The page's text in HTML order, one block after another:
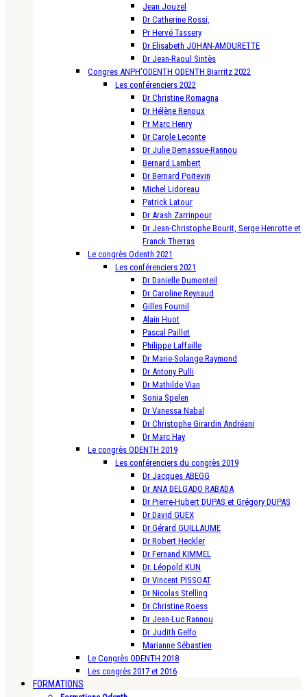
Jean Jouzel
Dr Catherine Rossi,
Pr Hervé Tassery
Dr Elisabeth JOHAN-AMOURETTE
Dr Jean-Raoul Sintès
Congres ANPH’ODENTH ODENTH Biarritz 2022
Les conférenciers 2022
Dr Christine Romagna
Dr Hélène Renoux
Pr Marc Henry
Dr Carole Leconte
Dr Julie Demassue-Rannou
Bernard Lambert
Dr Bernard Poitevin
Michel Lidoreau
Patrick Latour
Dr Arash Zarrinpour
Dr Jean-Christophe Bourit, Serge Henrotte et
Franck Therras
Le congrès Odenth 2021
Les conférenciers 2021
Dr Danielle Dumonteil
Dr Caroline Reynaud
Gilles Fournil
Alain Huot
Pascal Paillet
Philippe Laffaille
Dr Marie-Solange Raymond
Dr Antony Pulli
Dr Mathilde Vian
Sonia Spelen
Dr Vanessa Nabal
Dr Christophe Girardin Andréani
Dr Marc Hay
Le congrès ODENTH 2019
Les conférenciers du congrès 2019
Dr Jacques ABEGG
Dr ANA DELGADO RABADA
Dr Pierre-Hubert DUPAS et Grégory DUPAS
Dr David GUEX
Dr Gérard GUILLAUME
Dr Robert Heckler
Dr Fernand KIMMEL
Dr. Léopold KUN
Dr Vincent PISSOAT
Dr Nicolas Stelling
Dr Christine Roess
Dr Jean-Luc Rannou
Dr Judith Gelfo
Marianne Sébastien
Le Congrès ODENTH 2018
Les congrès 2017 et 2016
FORMATIONS